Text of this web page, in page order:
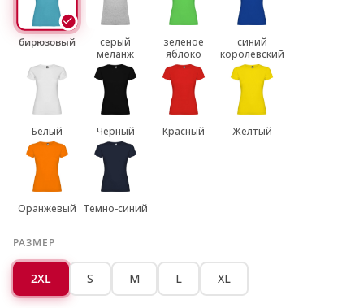
бирюзовый
серый
меланж
зеленое
яблоко
синий
королевский
Белый Черный Красный Желтый
Оранжевый Темно-синий
РАЗМЕР
2XL S M L XL